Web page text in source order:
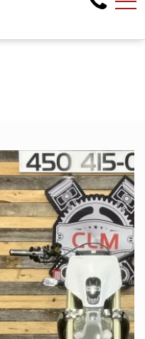
de Financement
QC, CA J0N 1G2
EN